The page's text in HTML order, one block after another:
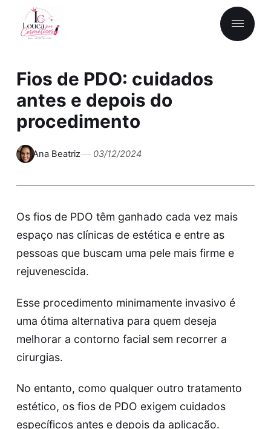
Fios de PDO: cuidados
antes e depois do
procedimento
Ana Beatriz 03/12/2024
Os fios de PDO têm ganhado cada vez mais
espaço nas clínicas de estética e entre as
pessoas que buscam uma pele mais firme e
rejuvenescida.
Esse procedimento minimamente invasivo é
uma ótima alternativa para quem deseja
melhorar a contorno facial sem recorrer a
cirurgias.
No entanto, como qualquer outro tratamento
estético, os fios de PDO exigem cuidados
específicos antes e depois da aplicação.